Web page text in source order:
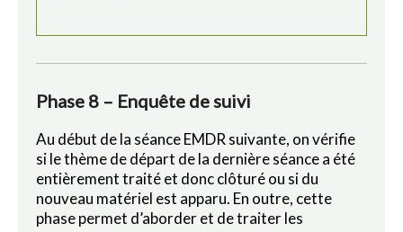
Phase 8 – Enquête de suivi
Au début de la séance EMDR suivante, on vérifie
si le thème de départ de la dernière séance a été
entièrement traité et donc clôturé ou si du
nouveau matériel est apparu. En outre, cette
phase permet d’aborder et de traiter les